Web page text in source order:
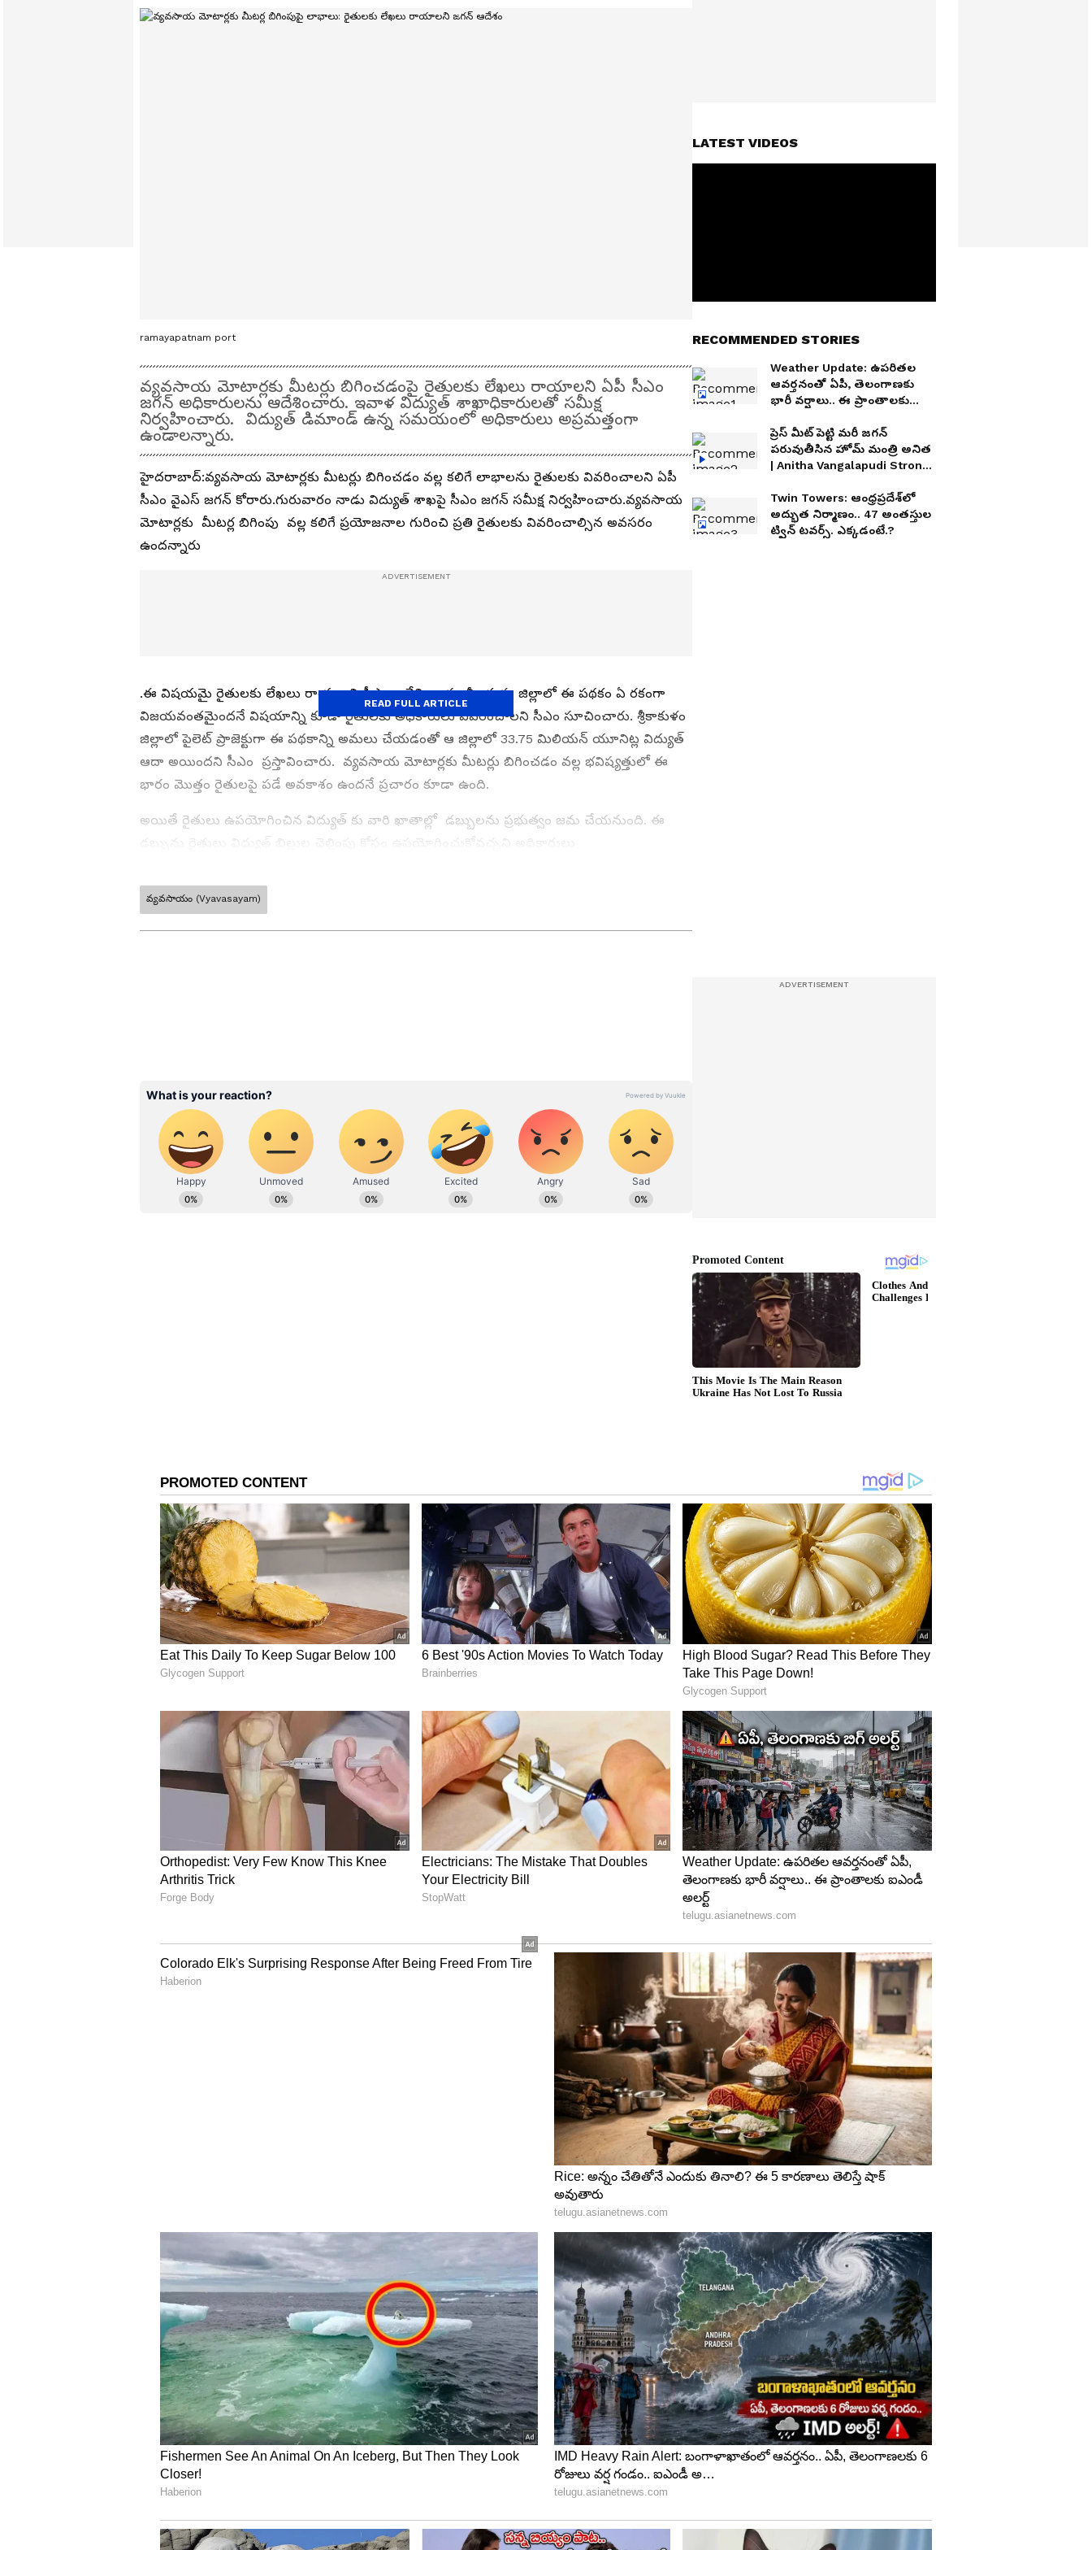
ramayapatnam port
వ్యవసాయ మోటార్లకు మీటర్లు బిగించడంపై రైతులకు లేఖలు రాయాలని ఏపీ సీఎం
జగన్ అధికారులను ఆదేశించారు. ఇవాళ విద్యుత్ శాఖాధికారులతో సమీక్ష
నిర్వహించారు. విద్యుత్ డిమాండ్ ఉన్న సమయంలో అధికారులు అప్రమత్తంగా
ఉండాలన్నారు.
హైదరాబాద్:వ్యవసాయ మోటార్లకు మీటర్లు బిగించడం వల్ల కలిగే లాభాలను రైతులకు వివరించాలని ఏపీ
సీఎం వైఎస్ జగన్ కోరారు.గురువారం నాడు విద్యుత్ శాఖపై సీఎం జగన్ సమీక్ష నిర్వహించారు.వ్యవసాయ
మోటార్లకు మీటర్ల బిగింపు వల్ల కలిగే ప్రయోజనాల గురించి ప్రతి రైతులకు వివరించాల్సిన అవసరం
ఉందన్నారు
.ఈ విషయమై రైతులకు లేఖలు రాయాలని సీఎం ఆదేశించారు. శ్రీకాకుళం జిల్లాలో ఈ పథకం ఏ రకంగా
విజయవంతమైందనే విషయాన్ని కూడా రైతులకు అధికారులు వివరించాలని సీఎం సూచించారు. శ్రీకాకుళం
జిల్లాలో పైలెట్ ప్రాజెక్టుగా ఈ పథకాన్ని అమలు చేయడంతో ఆ జిల్లాలో 33.75 మిలియన్ యూనిట్ల విద్యుత్
ఆదా అయిందని సీఎం ప్రస్తావించారు. వ్యవసాయ మోటార్లకు మీటర్లు బిగించడం వల్ల భవిష్యత్తులో ఈ
భారం మొత్తం రైతులపై పడే అవకాశం ఉందనే ప్రచారం కూడా ఉంది.
అయితే రైతులు ఉపయోగించిన విద్యుత్ కు వారి ఖాతాల్లో డబ్బులను ప్రభుత్వం జమ చేయనుంది. ఈ
డబ్బును రైతులు విద్యుత్ బిల్లుల చెల్లింపు కోసం ఉపయోగించుకోవచ్చని అధికారులు
శ్రీకాకుళం జిల్లాలో మోటార్లకు మీటర్ల బిగింపు విషయమై పైలెట్ ప్రాజెక్టుగా ఏపీ ప్రభుత్వం ప్రారంభించింది.
ఈ పైలెట్ ప్రాజెక్టులో విద్యుత్ ఆదా అయిందని అధికారులు గుర్తించారు. దీంతో రాష్ట్ర వ్యాప్తంగా ఈ పథకాన్ని
అమలు చేయాలని ప్రభుత్వం నిర్ణయం తీసుకుంది.
READ FULL ARTICLE
ABOUT THE AUTHOR
వ్యవసాయం (Vyavasayam)
LATEST VIDEOS
RECOMMENDED STORIES
Weather Update: ఉపరితల
ఆవర్తనంతో ఏపీ, తెలంగాణకు
భారీ వర్షాలు.. ఈ ప్రాంతాలకు
ప్రెస్ మీట్ పెట్టి మరీ జగన్
పరువుతీసిన హోమ్ మంత్రి అనిత
| Anitha Vangalapudi Strong
Twin Towers: ఆంధ్రప్రదేశ్‌లో
అద్భుత నిర్మాణం.. 47 అంత‌స్తుల
ట్విన్ ట‌వ‌ర్స్‌. ఎక్క‌డంటే.?